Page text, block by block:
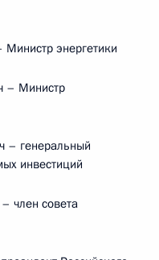
энергетики
– Министр
– генеральный
инвестиций
член совета